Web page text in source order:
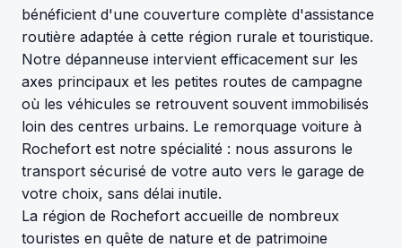
bénéficient d'une couverture complète d'assistance
routière adaptée à cette région rurale et touristique.
Notre dépanneuse intervient efficacement sur les
axes principaux et les petites routes de campagne
où les véhicules se retrouvent souvent immobilisés
loin des centres urbains. Le remorquage voiture à
Rochefort est notre spécialité : nous assurons le
transport sécurisé de votre auto vers le garage de
votre choix, sans délai inutile.
La région de Rochefort accueille de nombreux
touristes en quête de nature et de patrimoine